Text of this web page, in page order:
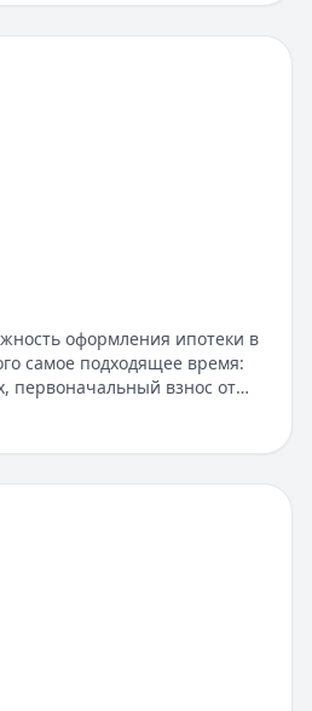
оформления ипотеки в
самое подходящее время:
первоначальный взнос от
заявки — от 1 дня. Доступны
с пониженной ставкой от
дохода справкой
по счету. Срок
оформить кредитную карту